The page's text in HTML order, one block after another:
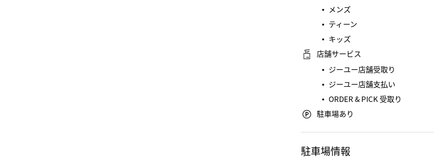
メンズ
ティーン
キッズ
店舗サービス
ジーユー店舗受取り
ジーユー店舗支払い
ORDER & PICK 受取り
駐車場あり
駐車場情報